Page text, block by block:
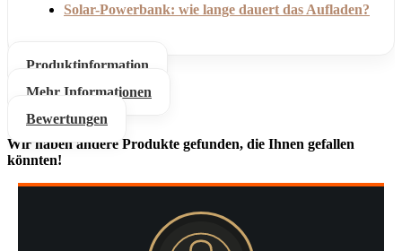
Solar-Powerbank: wie lange dauert das Aufladen?
Produktinformation
Mehr Informationen
Bewertungen
Wir haben andere Produkte gefunden, die Ihnen gefallen
könnten!